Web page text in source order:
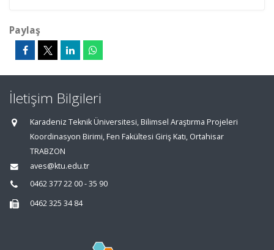
Paylaş
İletişim Bilgileri
Karadeniz Teknik Üniversitesi, Bilimsel Araştırma Projeleri
Koordinasyon Birimi, Fen Fakültesi Giriş Katı, Ortahisar
TRABZON
aves@ktu.edu.tr
0462 377 22 00 - 35 90
0462 325 34 84